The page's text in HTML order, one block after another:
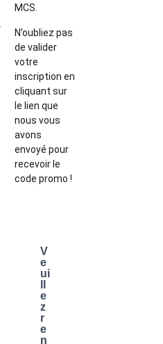
MCS.
N’oubliez pas
de valider
votre
inscription en
cliquant sur
le lien que
nous vous
avons
envoyé pour
recevoir le
code promo !
V
e
ui
e
z
r
e
n